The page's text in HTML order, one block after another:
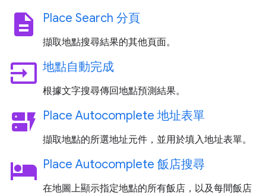
description Place Search 分頁
擷取地點搜尋結果的其他頁面。
input 地點自動完成
根據文字搜尋傳回地點預測結果。
dynamic_form Place Autocomplete 地址表單
擷取地點的所選地址元件，並用於填入地址表單。
hotel Place Autocomplete 飯店搜尋
在地圖上顯示指定地點的所有飯店，以及每間飯店